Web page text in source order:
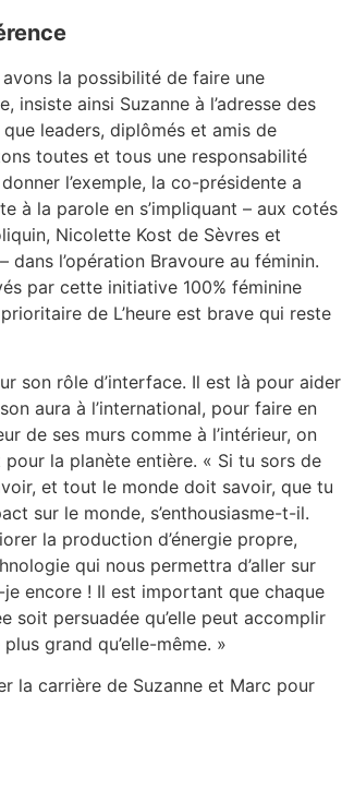
avons la possibilité de faire une
insiste ainsi Suzanne à l’adresse des
leaders, diplômés et amis de
toutes et tous une responsabilité
l’exemple, la co-présidente a
à la parole en s’impliquant – aux cotés
Nicolette Kost de Sèvres et
dans l’opération Bravoure au féminin.
par cette initiative 100% féminine
de L’heure est brave qui reste
son rôle d’interface. Il est là pour aider
aura à l’international, pour faire en
de ses murs comme à l’intérieur, on
pour la planète entière. « Si tu sors de
et tout le monde doit savoir, que tu
sur le monde, s’enthousiasme-t-il.
la production d’énergie propre,
qui nous permettra d’aller sur
je encore ! Il est important que chaque
soit persuadée qu’elle peut accomplir
grand qu’elle-même. »
la carrière de Suzanne et Marc pour